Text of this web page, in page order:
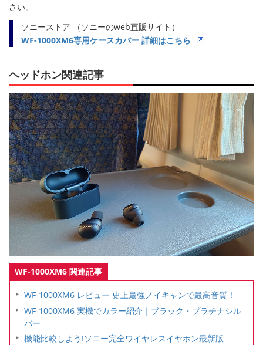
さい。
ソニーストア （ソニーのweb直販サイト）
WF-1000XM6専用ケースカバー 詳細はこちら
ヘッドホン関連記事
WF-1000XM6 関連記事
WF-1000XM6 レビュー 史上最強ノイキャンで最高音質！
WF-1000XM6 実機でカラー紹介｜ブラック・プラチナシル
バー
機能比較しよう!ソニー完全ワイヤレスイヤホン最新版